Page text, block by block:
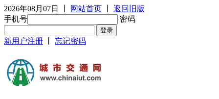
2026年08月07日 网站首页
返回旧版
手机号
密码
新用户注册 忘记密码